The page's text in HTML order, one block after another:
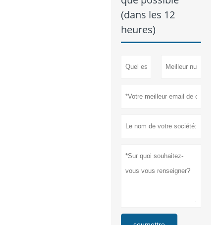
(dans les 12
heures)